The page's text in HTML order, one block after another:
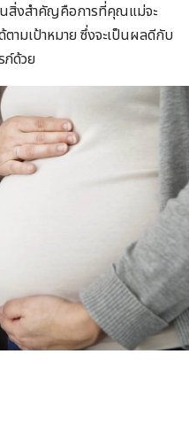
นสิ่งสำคัญคือการที่คุณแม่จะ
ามเป้าหมาย ซึ่งจะเป็นผลดีกับ
ด้วย